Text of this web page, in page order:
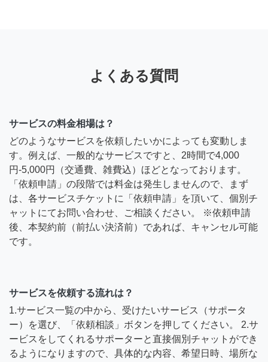
よくある質問
サービスの料金相場は？
どのようなサービスを依頼したいかによっても変動しま
す。例えば、一般的なサービスですと、2時間で4,000
円-5,000円（交通費、雑費込）ほどとなっております。
「依頼申請」の段階では料金は発生しませんので、まず
は、各サービスチケットに「依頼申請」を頂いて、個別チ
ャットにてお問い合わせ、ご相談ください。 ※依頼申請
後、本契約前（前払い決済前）であれば、キャンセル可能
です。
サービスを依頼する流れは？
1.サービス一覧の中から、受けたいサービス（サポータ
ー）を選び、「依頼相談」ボタンを押してください。 2.サ
ービスをしてくれるサポーターと直接個別チャットができ
るようになりますので、具体的な内容、希望日時、場所な